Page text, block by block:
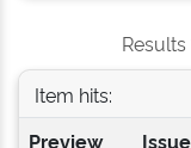
Item hits:
Preview
Issue